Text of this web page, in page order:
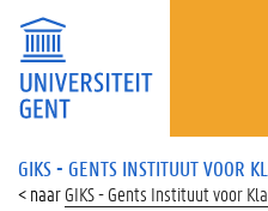
GIKS - GENTS INSTITUUT VOOR
GIKS - Gents Instituut voor